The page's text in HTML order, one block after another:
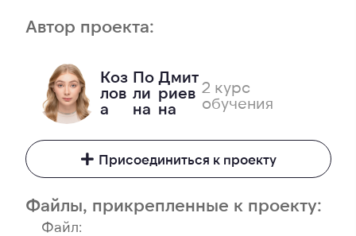
Автор проекта:
Коз
лов
а
По
ли
на
Дмит
риев
на
2 курс
обучения
Присоединиться к проекту
Файлы, прикрепленные к проекту:
Файл: